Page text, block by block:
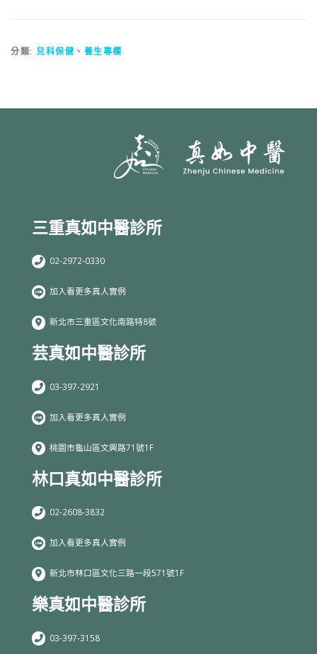
分類: 兒科保健 、 養生專欄
三重真如中醫診所
02-2972-0330
加入看更多真人實例
新北市三重區文化南路特8號
芸真如中醫診所
03-397-2921
加入看更多真人實例
桃園市龜山區文興路71號1F
林口真如中醫診所
02-2608-3832
加入看更多真人實例
新北市林口區文化三路一段571號1F
樂真如中醫診所
03-397-3158